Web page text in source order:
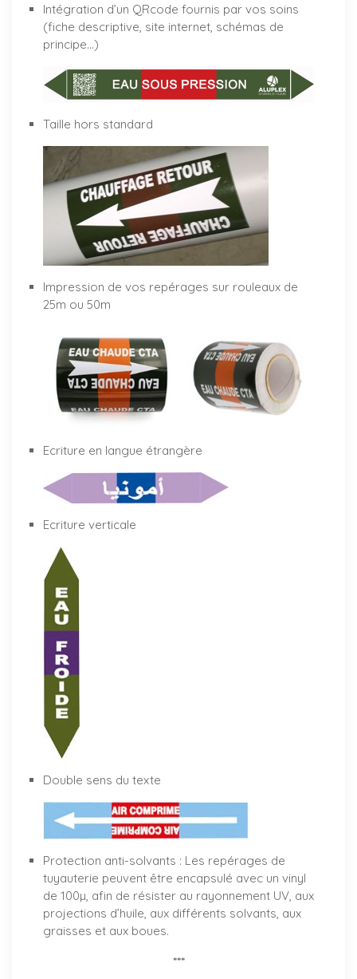
Intégration d’un QRcode fournis par vos soins
(fiche descriptive, site internet, schémas de
principe…)
Taille hors standard
Impression de vos repérages sur rouleaux de
25m ou 50m
Ecriture en langue étrangère
Ecriture verticale
Double sens du texte
Protection anti-solvants : Les repérages de
tuyauterie peuvent être encapsulé avec un vinyl
de 100µ, afin de résister au rayonnement UV, aux
projections d’huile, aux différents solvants, aux
graisses et aux boues.
***